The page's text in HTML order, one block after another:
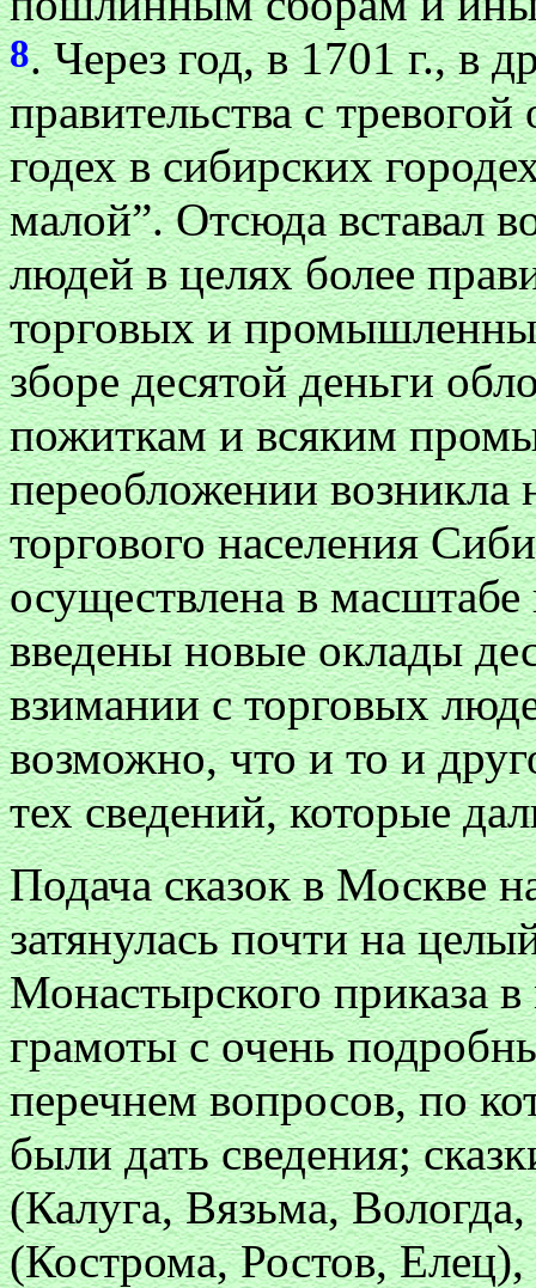
8. Через год, в 1701 г., в
правительства с
годех в сибирских
малой”. Отсюда вставал
людей в целях более
торговых и
зборе десятой деньги
пожиткам и всяким
переобложении возникла
торгового населения
осуществлена в масштабе
введены новые оклады
взимании с торговых
возможно, что и то и
тех сведений, которые
Подача сказок в Москве
затянулась почти на
Монастырского приказа
грамоты с очень
перечнем вопросов, по
были дать сведения;
(Калуга, Вязьма,
(Кострома, Ростов,